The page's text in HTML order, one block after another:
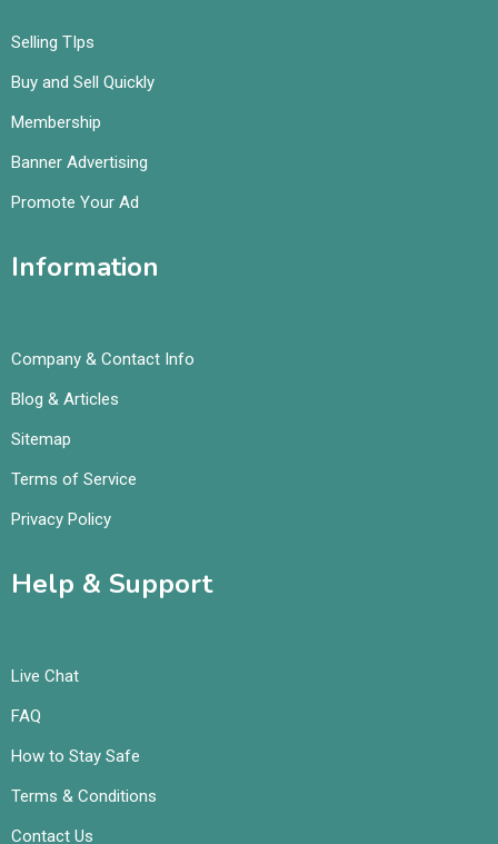
Selling TIps
Buy and Sell Quickly
Membership
Banner Advertising
Promote Your Ad
Information
Company & Contact Info
Blog & Articles
Sitemap
Terms of Service
Privacy Policy
Help & Support
Live Chat
FAQ
How to Stay Safe
Terms & Conditions
Contact Us